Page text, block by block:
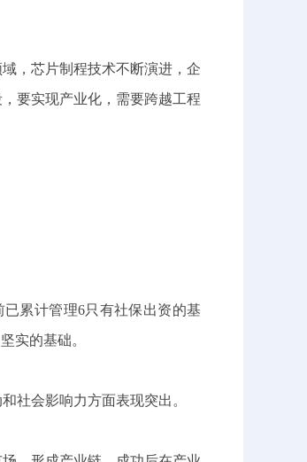
，芯片制程技术不断演进，企
要实现产业化，需要跨越工程
累计管理6只有社保出资的基
实的基础。
社会影响力方面表现突出。